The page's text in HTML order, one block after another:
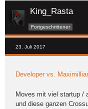
King_Rasta
Fortgeschrittener
23. Juli 2017
Developer vs.
Moves mit viel startup /
und diese ganzen